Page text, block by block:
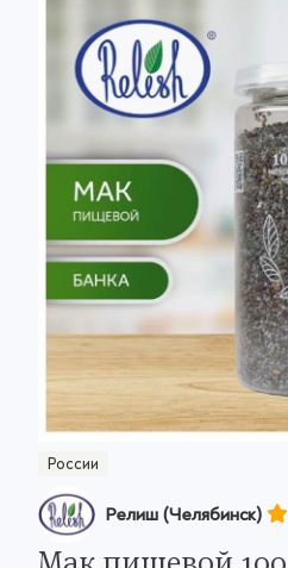
России
Релиш (Челябинск)